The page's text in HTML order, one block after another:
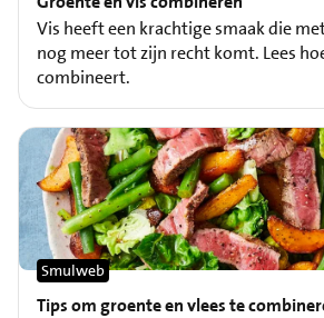
Vis heeft een krachtige smaak die
nog meer tot zijn recht komt. Lees
combineert.
Tips om groente en vlees te
Smulweb